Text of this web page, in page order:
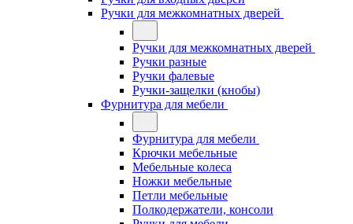
Ручки для межкомнатных дверей
Ручки для межкомнатных дверей
Ручки разные
Ручки фалевые
Ручки-защелки (кнобы)
Фурнитура для мебели
Фурнитура для мебели
Крючки мебельные
Мебельные колеса
Ножки мебельные
Петли мебельные
Полкодержатели, консоли